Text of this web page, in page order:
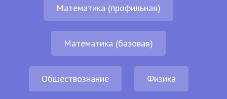
Математика (профильная)
Математика (базовая)
Обществознание Физика